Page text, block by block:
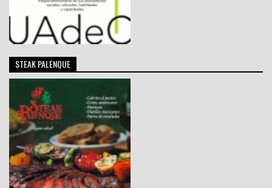
STEAK PALENQUE